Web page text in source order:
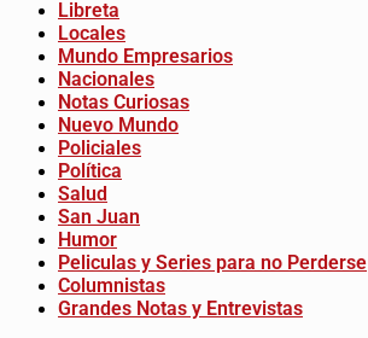
Libreta
Locales
Mundo Empresarios
Nacionales
Notas Curiosas
Nuevo Mundo
Policiales
Política
Salud
San Juan
Humor
Peliculas y Series para no Perderse
Columnistas
Grandes Notas y Entrevistas